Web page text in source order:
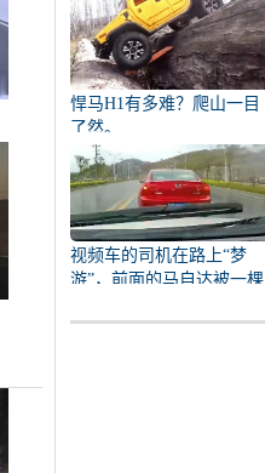
悍马H1有多难？爬山一目
了然。
视频车的司机在路上“梦
游”，前面的马自达被一棵